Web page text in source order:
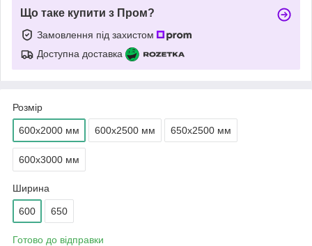
Що таке купити з Пром?
Замовлення під захистом
Доступна доставка
Розмір
600х2000 мм 600х2500 мм 650х2500 мм
600х3000 мм
Ширина
600 650
Готово до відправки